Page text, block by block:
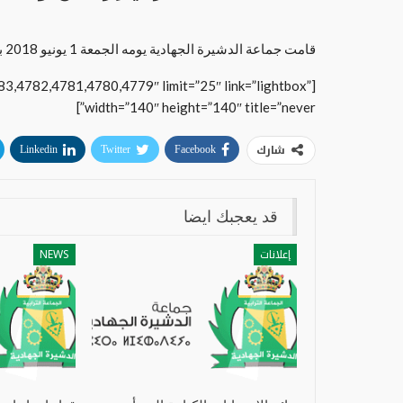
قامت جماعة الدشيرة الجهادية يومه الجمعة 1 يونيو 2018 بتنظيم حملة نظافة واسعة شملت مقبرتي إرحالن وتيكمي وفلا.
limit=”25″ link=”lightbox”
width=”140″ height=”140″ title=”never”]
شارك Facebook
Twitter
Linkedin
قد يعجبك ايضا
إعلانات NEWS